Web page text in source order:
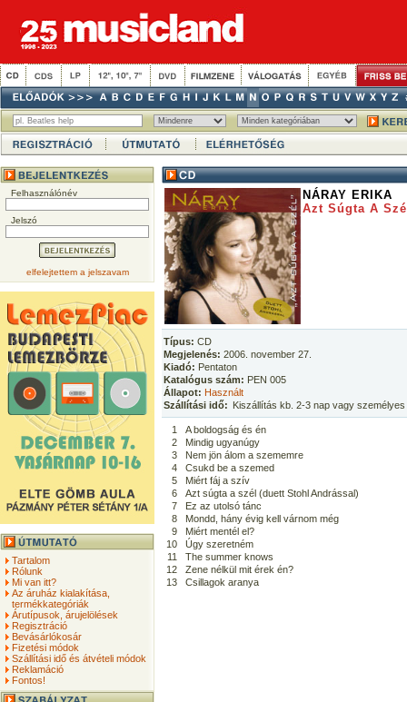
Felhasználónév
Jelszó
elfelejtettem a jelszavam
Tartalom
Rólunk
Mi van itt?
Az áruház kialakítása,
termékkategóriák
Árutípusok, árujelölések
Regisztráció
Bevásárlókosár
Fizetési módok
Szállítási idő és átvételi módok
Reklamáció
Fontos!
NÁRAY ERIKA
Azt Súgta A
Típus: CD
Megjelenés: 2006. november 27.
Kiadó: Pentaton
Katalógus szám: PEN 005
Állapot: Használt
Szállítási idő: Kiszállítás kb. 2-3 nap vagy
1
A boldogság és én
2
Mindig ugyanúgy
3
Nem jön álom a szememre
4
Csukd be a szemed
5
Miért fáj a szív
6
Azt súgta a szél (duett Stohl Andrással)
7
Ez az utolsó tánc
8
Mondd, hány évig kell várnom még
9
Miért mentél el?
10
Úgy szeretném
11
The summer knows
12
Zene nélkül mit érek én?
13
Csillagok aranya